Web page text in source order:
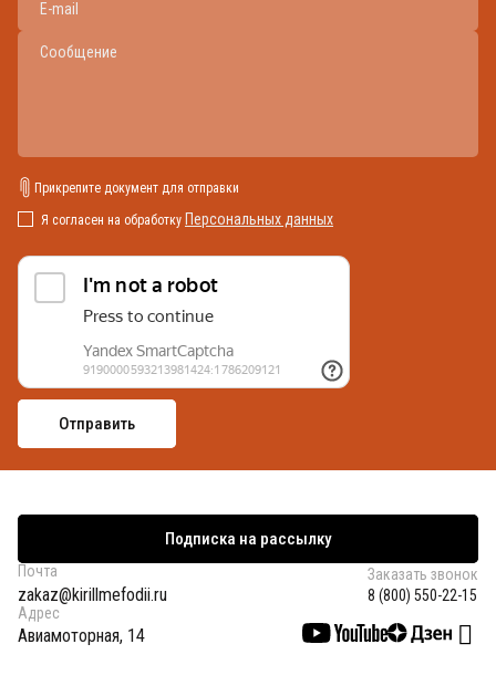
Прикрепите документ для отправки
Я согласен на обработку Персональных данных
Подписка на рассылку
Почта
zakaz@kirillmefodii.ru
Заказать звонок
8 (800) 550-22-15
Адрес
Авиамоторная, 14